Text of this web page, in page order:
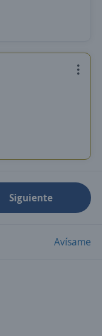
Siguiente
Avísame